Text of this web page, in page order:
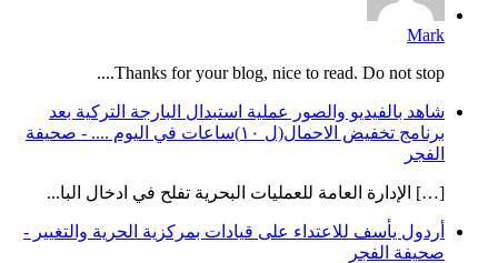
Mark
Thanks for your blog, nice to read. Do not stop....
شاهد بالفيديو والصور عملية استبدال البارجة التركية بعد
برنامج تخفيض الاحمال(ل ١٠)ساعات في اليوم .... - صحيفة
الفجر
[…] الإدارة العامة للعمليات البحرية تفلح في ادخال البا...
أردول يأسف للاعتداء على قيادات بمركزية الحرية والتغيير -
صحيفة الفجر